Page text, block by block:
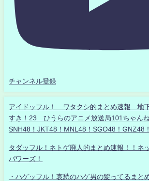
チャンネル登録
アイドッフル！ ワタクシ的まとめ速報 地
すき！23 ひうらのアニメ放送局101ちゃん
SNH48！JKT48！MNL48！SGO48！GNZ48
タダッフル！ネトゲ廃人的まとめ速報！！ネ
パワーズ！
・ハゲッフル！哀愁のハゲ男の髪ってるまと